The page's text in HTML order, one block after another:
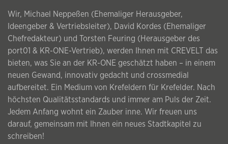
Wir, Michael Neppeßen (Ehemaliger Herausgeber,
Ideengeber & Vertriebsleiter), David Kordes (Ehemaliger
Chefredakteur) und Torsten Feuring (Herausgeber des
port01 & KR-ONE-Vertrieb), werden Ihnen mit CREVELT das
bieten, was Sie an der KR-ONE geschätzt haben – in einem
neuen Gewand, innovativ gedacht und crossmedial
aufbereitet. Ein Medium von Krefeldern für Krefelder. Nach
höchsten Qualitätsstandards und immer am Puls der Zeit.
Jedem Anfang wohnt ein Zauber inne. Wir freuen uns
darauf, gemeinsam mit Ihnen ein neues Stadtkapitel zu
schreiben!